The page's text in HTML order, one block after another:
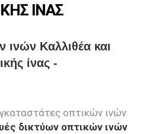
ΙΝΑΣ
ινών Καλλιθέα και
ίνας -
οπτικών ινών
δικτύων οπτικών ινών